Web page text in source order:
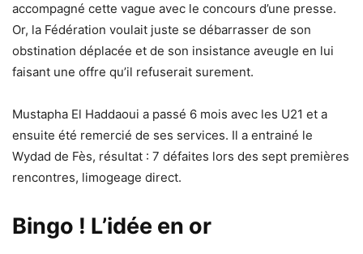
accompagné cette vague avec le concours d’une presse.
Or, la Fédération voulait juste se débarrasser de son
obstination déplacée et de son insistance aveugle en lui
faisant une offre qu’il refuserait surement.
Mustapha El Haddaoui a passé 6 mois avec les U21 et a
ensuite été remercié de ses services. Il a entrainé le
Wydad de Fès, résultat : 7 défaites lors des sept premières
rencontres, limogeage direct.
Bingo ! L’idée en or